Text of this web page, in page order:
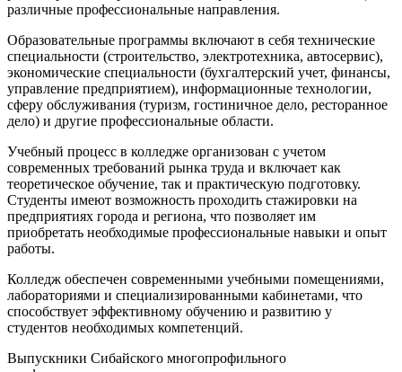
различные профессиональные направления.
Образовательные программы включают в себя технические
специальности (строительство, электротехника, автосервис),
экономические специальности (бухгалтерский учет, финансы,
управление предприятием), информационные технологии,
сферу обслуживания (туризм, гостиничное дело, ресторанное
дело) и другие профессиональные области.
Учебный процесс в колледже организован с учетом
современных требований рынка труда и включает как
теоретическое обучение, так и практическую подготовку.
Студенты имеют возможность проходить стажировки на
предприятиях города и региона, что позволяет им
приобретать необходимые профессиональные навыки и опыт
работы.
Колледж обеспечен современными учебными помещениями,
лабораториями и специализированными кабинетами, что
способствует эффективному обучению и развитию у
студентов необходимых компетенций.
Выпускники Сибайского многопрофильного